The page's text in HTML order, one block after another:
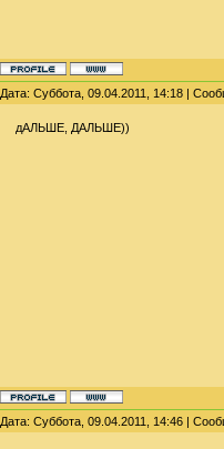
Дата: Суббота, 09.04.2011, 14:18 |
дАЛЬШЕ, ДАЛЬШЕ))
Дата: Суббота, 09.04.2011, 14:46 |